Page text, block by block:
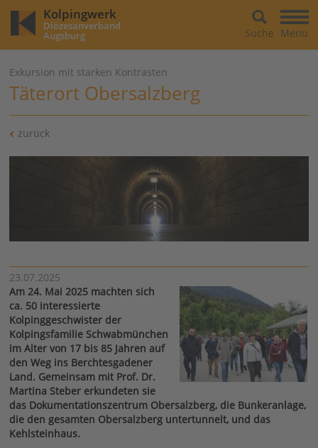
Kolpingwerk
Diözesanverband
Augsburg Menü
Suche
Exkursion mit starken Kontrasten
Täterort Obersalzberg
zurück
23.07.2025
Am 24. Mai 2025 machten sich
ca. 50 interessierte
Kolpinggeschwister der
Kolpingsfamilie Schwabmünchen
im Alter von 17 bis 85 Jahren auf
den Weg ins Berchtesgadener
Land. Gemeinsam mit Prof. Dr.
Martina Steber erkundeten sie
das Dokumentationszentrum Obersalzberg, die Bunkeranlage,
die den gesamten Obersalzberg untertunnelt, und das
Kehlsteinhaus.